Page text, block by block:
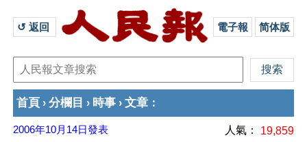
↺ 返回 電子報 简体版
首頁 › 分欄目 › 時事 › 文章 ：
2006年10月14日發表 人氣： 19,859